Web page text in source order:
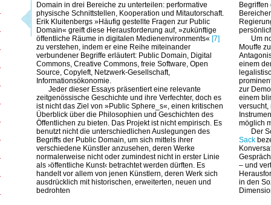
Domain in drei Bereiche zu unterteilen: performative
physische Schnittstellen, Kooperation und Mitautorschaft.
Erik Kluitenbergs »Häufig gestellte Fragen zur Public
Domain« greift diese Herausforderung auf, »zukünftige
öffentliche Räume in digitalen Medienenvironments« [7]
zu verstehen, indem er eine Reihe miteinander
verbundener Begriffe erläutert: Public Domain, Digital
Commons, Creative Commons, freie Software, Open
Source, Copyleft, Netzwerk-Gesellschaft,
Informationsökonomie.
Jeder dieser Essays präsentiert eine relevante
zeitgenössische Geschichte und ihre Verfechter, doch es
ist nicht das Ziel von »Public Sphere_s«, einen kritischen
Überblick über die Philosophien und Geschichten des
Öffentlichen zu bieten. Das Projekt ist nicht empirisch. Es
benutzt nicht die unterschiedlichen Auslegungen des
Begriffs der Public Domain, um sich mittels ihrer
verschiedene Künstler anzusehen, deren Werke
normalerweise nicht oder zumindest nicht in erster Linie
als ›öffentliche Kunst‹ betrachtet werden dürften. Es
handelt vor allem von jenen Künstlern, deren Werk sich
ausdrücklich mit historischen, erweiterten, neuen und
bedrohten
Um
Mouffe
einem
zur
einem
möglich
Der
Sack
– und
in den